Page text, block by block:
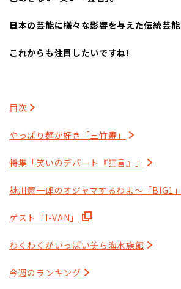
日本の芸能に様々な影響を与えた伝統芸能
これからも注目したいですね!
目次
やっぱり麺が好き「三竹寿」
特集「笑いのデパート『狂言』」
魅川憲一郎のオジャマするわよ～「BIG1」
ゲスト「I-VAN」
わくわくがいっぱい美ら海水族館
今週のランキング